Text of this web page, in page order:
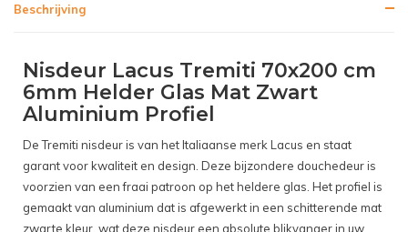
Beschrijving
Nisdeur Lacus Tremiti 70x200 cm
6mm Helder Glas Mat Zwart
Aluminium Profiel
De Tremiti nisdeur is van het Italiaanse merk Lacus en staat
garant voor kwaliteit en design. Deze bijzondere douchedeur is
voorzien van een fraai patroon op het heldere glas. Het profiel is
gemaakt van aluminium dat is afgewerkt in een schitterende mat
zwarte kleur, wat deze nisdeur een absolute blikvanger in uw